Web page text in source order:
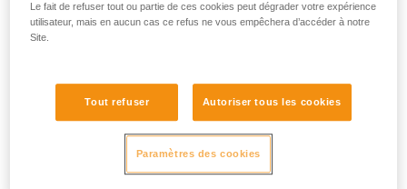
2 - Ajustement des sangles de bretelles :
Le fait de refuser tout ou partie de ces cookies peut dégrader votre expérience
utilisateur, mais en aucun cas ce refus ne vous empêchera d’accéder à notre
Site.
Tout refuser Autoriser tous les cookies
Paramètres des cookies